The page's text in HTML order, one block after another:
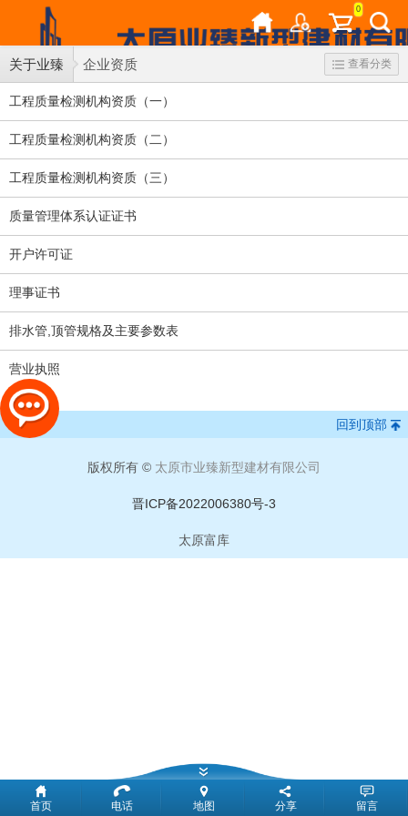
0
关于业臻 企业资质 查看分类
工程质量检测机构资质（一）
工程质量检测机构资质（二）
工程质量检测机构资质（三）
质量管理体系认证证书
开户许可证
理事证书
排水管,顶管规格及主要参数表
营业执照
回到顶部
版权所有 © 太原市业臻新型建材有限公司
晋ICP备2022006380号-3
太原富库
首页 电话 地图 分享 留言